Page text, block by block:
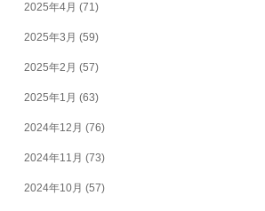
2025年4月 (71)
2025年3月 (59)
2025年2月 (57)
2025年1月 (63)
2024年12月 (76)
2024年11月 (73)
2024年10月 (57)